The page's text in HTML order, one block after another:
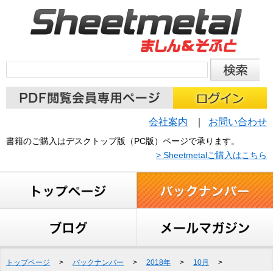
会社案内 お問い合わせ
書籍のご購入はデスクトップ版（PC版）ページで承ります。
> Sheetmetalご購入はこちら
トップページ > バックナンバー > 2018年 > 10月
>